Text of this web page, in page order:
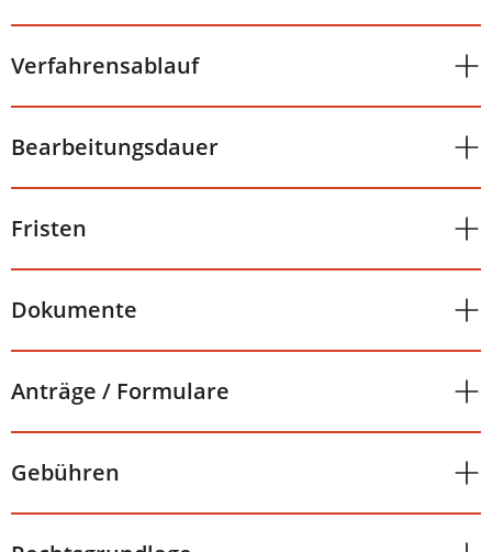
Verfahrensablauf
Bearbeitungsdauer
Fristen
Dokumente
Anträge / Formulare
Gebühren